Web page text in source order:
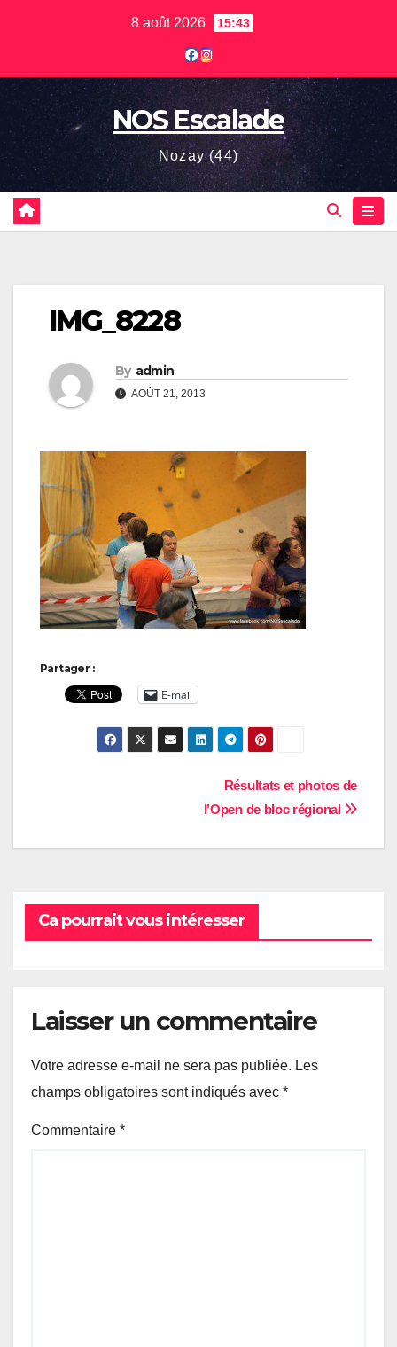
8 août 2026 15:43
NOS Escalade
Nozay (44)
IMG_8228
By admin
AOÛT 21, 2013
Partager :
E-mail
Résultats et photos de
l’Open de bloc régional
Ca pourrait vous intéresser
Laisser un commentaire
Votre adresse e-mail ne sera pas publiée. Les
champs obligatoires sont indiqués avec *
Commentaire *